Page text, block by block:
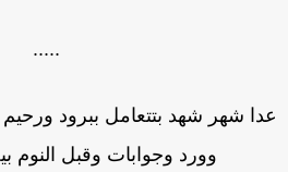
.....
شهر شهد بتتعامل ببرود ورحيم
وورد وجوابات وقبل النوم